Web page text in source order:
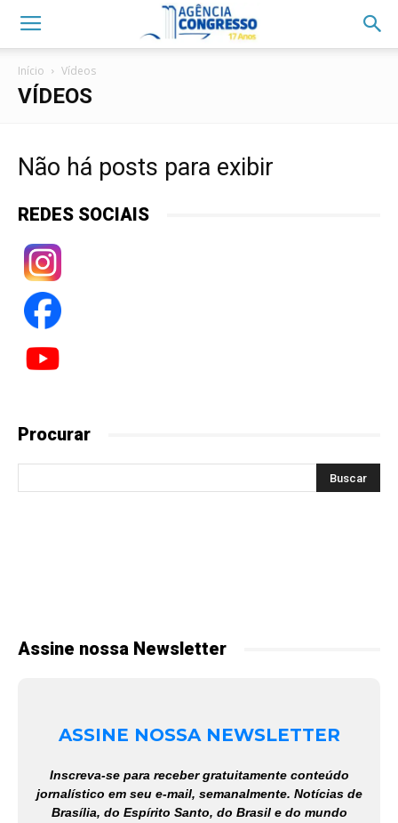
Início Vídeos
VÍDEOS
Não há posts para exibir
REDES SOCIAIS
Procurar
Assine nossa Newsletter
ASSINE NOSSA NEWSLETTER
Inscreva-se para receber gratuitamente conteúdo
jornalístico em seu e-mail, semanalmente. Notícias de
Brasília, do Espírito Santo, do Brasil e do mundo